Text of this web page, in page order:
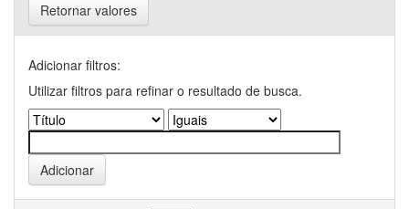
Retornar valores
Adicionar filtros:
Utilizar filtros para refinar o resultado de busca.